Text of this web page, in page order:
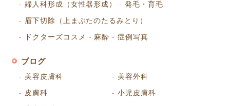
婦人科形成（女性器形成） 発毛・育毛
眉下切除（上まぶたのたるみとり）
ドクターズコスメ 麻酔 症例写真
ブログ
美容皮膚科 美容外科
皮膚科 小児皮膚科